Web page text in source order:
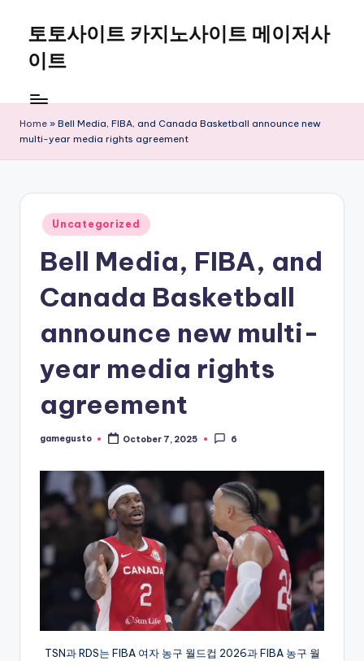
content
토토사이트 카지노사이트 메이저사
이트
Home » Bell Media, FIBA, and Canada Basketball announce new
multi-year media rights agreement
Posted
in
Uncategorized
Bell Media, FIBA, and
Canada Basketball
announce new multi-
year media rights
agreement
Posted
gamegusto October 7, 2025 6
TSN과 RDS는 FIBA 여자 농구 월드컵 2026과 FIBA 농구 월